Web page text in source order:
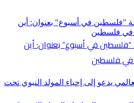
مجلة “فلسطين في أسبوع” بعنوان: أين
فلسطين